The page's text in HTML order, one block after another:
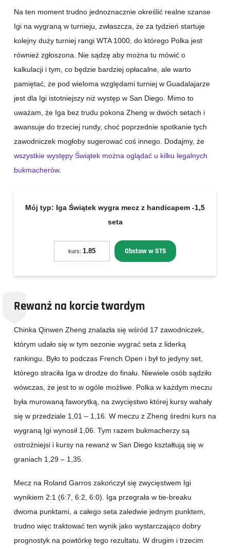
Na ten moment trudno jednoznacznie określić realne szanse
Igi na wygraną w turnieju, zwłaszcza, że za tydzień startuje
kolejny duży turniej rangi WTA 1000, do którego Polka jest
również zgłoszona. Nie sądzę aby można tu mówić o
kalkulacji i tym, co będzie bardziej opłacalne, ale warto
pamiętać, że pod wieloma względami turniej w Guadalajarze
jest dla Igi istotniejszy niż występ w San Diego. Mimo to
uważam, że Iga bez trudu pokona Zheng w dwóch setach i
awansuje do trzeciej rundy, choć poprzednie spotkanie tych
zawodniczek mogłoby sugerować coś innego. Dodajmy, że
wszystkie występy Świątek można oglądać u kilku legalnych
bukmacherów.
Mój typ: Iga Świątek wygra mecz z handicapem -1,5
seta
kurs: 1.85 Obstaw w STS
Rewanż na korcie twardym
Chinka Qinwen Zheng znalazła się wśród 17 zawodniczek,
którym udało się w tym sezonie wygrać seta z liderką
rankingu. Było to podczas French Open i był to jedyny set,
którego straciła Iga w drodze do finału. Niewiele osób sądziło
wówczas, że jest to w ogóle możliwe. Polka w każdym meczu
była murowaną faworytką, na zwycięstwo której kursy wahały
się w przedziale 1,01 – 1,16. W meczu z Zheng średni kurs na
wygraną Igi wynosił 1,06. Tym razem bukmacherzy są
ostrożniejsi i kursy na rewanż w San Diego kształtują się w
graniach 1,29 – 1,35.
Mecz na Roland Garros zakończył się zwycięstwem Igi
wynikiem 2:1 (6:7, 6:2, 6:0). Iga przegrała w tie-breaku
dwoma punktami, a całego seta zaledwie jednym punktem,
trudno więc traktować ten wynik jako wystarczająco dobry
prognostyk na powtórkę tego rezultatu. W drugim i trzecim